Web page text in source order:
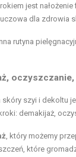
jest
dla zdrowia
rutyna
skóry szyi i dekoltu
demakijaż,
, który możemy
które